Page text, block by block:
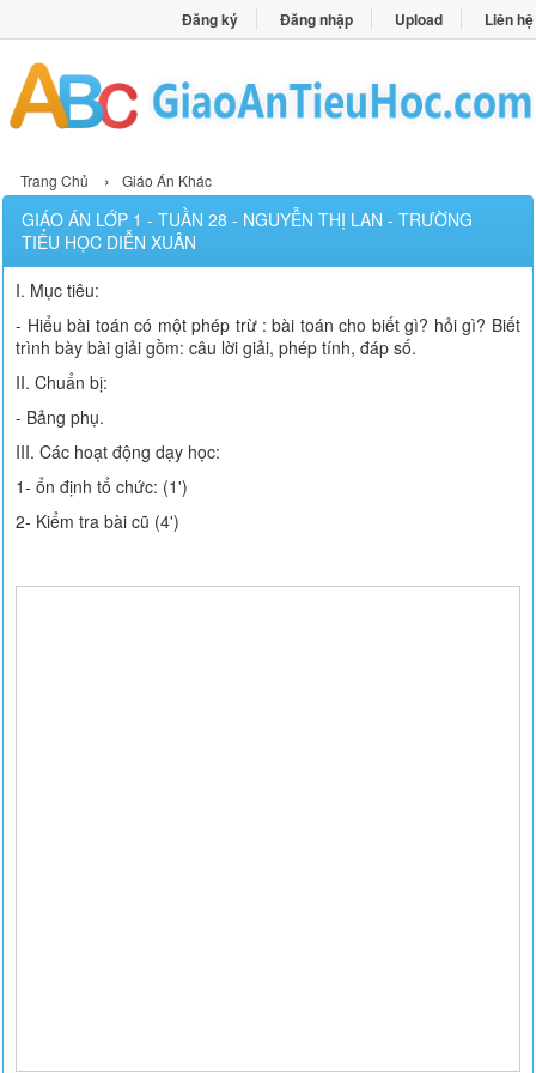
Đăng ký Đăng nhập Upload Liên hệ
Trang Chủ › Giáo Án Khác
GIÁO ÁN LỚP 1 - TUẦN 28 - NGUYỄN THỊ LAN - TRƯỜNG
TIỂU HỌC DIỄN XUÂN
I. Mục tiêu:
- Hiểu bài toán có một phép trừ : bài toán cho biết gì? hỏi gì? Biết
trình bày bài giải gồm: câu lời giải, phép tính, đáp số.
II. Chuẩn bị:
- Bảng phụ.
III. Các hoạt động dạy học:
1- ổn định tổ chức: (1')
2- Kiểm tra bài cũ (4')